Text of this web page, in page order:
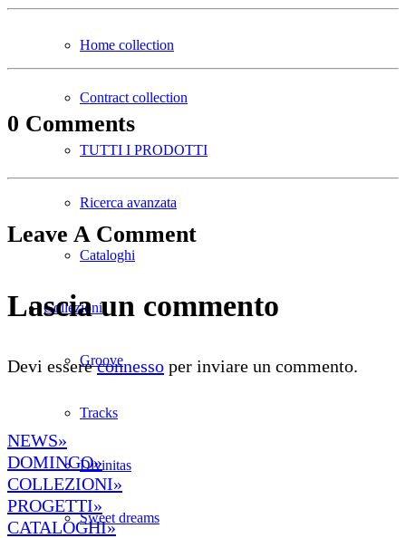
Home collection
Contract collection
TUTTI I PRODOTTI
Ricerca avanzata
Cataloghi
Collezioni
Groove
Tracks
Divinitas
Sweet dreams
0 Comments
Leave A Comment
Lascia un commento
Devi essereconnesso per inviare un commento.
NEWS»
DOMINGO»
COLLEZIONI»
PROGETTI»
CATALOGHI»